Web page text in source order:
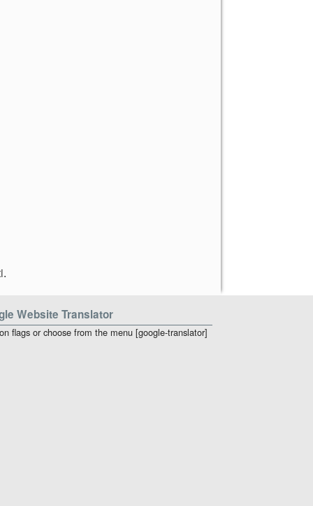
.
Website Translator
flags or choose from the menu [google-translator]